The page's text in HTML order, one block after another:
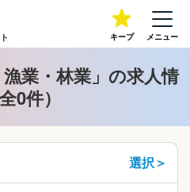
キープ メニュー
漁業・林業」の求人情
0件）
選択＞